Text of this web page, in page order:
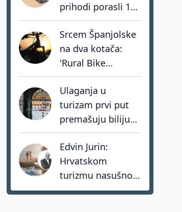
prijevoznika
prihodi porasli 17
posto, hoteli rastu
tri puta brže od
privatnog
smještaja
Srcem Španjolske
na dva kotača:
'Rural Bike
Conecta' spašava
sela kroz mit o
Don Quijoteu
Ulaganja u
turizam prvi put
premašuju bilijun
dolara: investitori
biraju destinacije s
dugoročnom
vizijom
Edvin Jurin:
Hrvatskom
turizmu nasušno
nedostaju